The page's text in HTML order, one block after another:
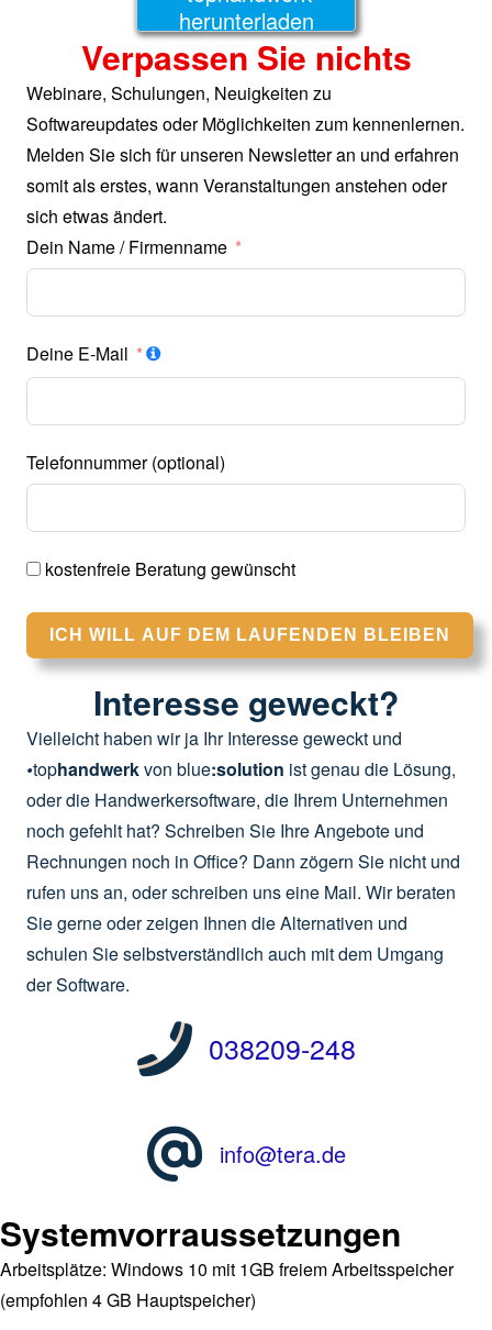
herunterladen
Verpassen Sie nichts
Webinare, Schulungen, Neuigkeiten zu
Softwareupdates oder Möglichkeiten zum kennenlernen.
Melden Sie sich für unseren Newsletter an und erfahren
somit als erstes, wann Veranstaltungen anstehen oder
sich etwas ändert.
Dein Name / Firmenname
Deine E-Mail
Telefonnummer (optional)
kostenfreie Beratung gewünscht
ICH WILL AUF DEM LAUFENDEN BLEIBEN
Interesse geweckt?
Vielleicht haben wir ja Ihr Interesse geweckt und
•tophandwerkvon blue:solution ist genau die Lösung,
oder die Handwerkersoftware, die Ihrem Unternehmen
noch gefehlt hat? Schreiben Sie Ihre Angebote und
Rechnungen noch in Office? Dann zögern Sie nicht und
rufen uns an, oder schreiben uns eine Mail. Wir beraten
Sie gerne oder zeigen Ihnen die Alternativen und
schulen Sie selbstverständlich auch mit dem Umgang
der Software.
038209-248
info@tera.de
Systemvorraussetzungen
Arbeitsplätze: Windows 10 mit 1GB freiem Arbeitsspeicher
(empfohlen 4 GB Hauptspeicher)